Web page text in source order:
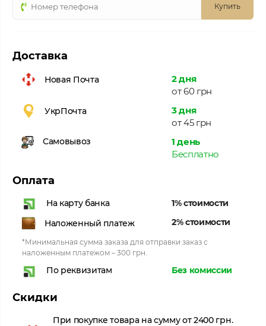
Купить
Доставка
Новая Почта
2 дня
от 60 грн
УкрПочта
3 дня
от 45 грн
Самовывоз
1 день
Бесплатно
Оплата
На карту банка
1% стоимости
Наложенный платеж
2% стоимости
*Минимальная сумма заказа для отправки заказ с
наложенным платежом – 300 грн.
По реквизитам Без комиссии
Скидки
При покупке товара на сумму от 2400 грн.